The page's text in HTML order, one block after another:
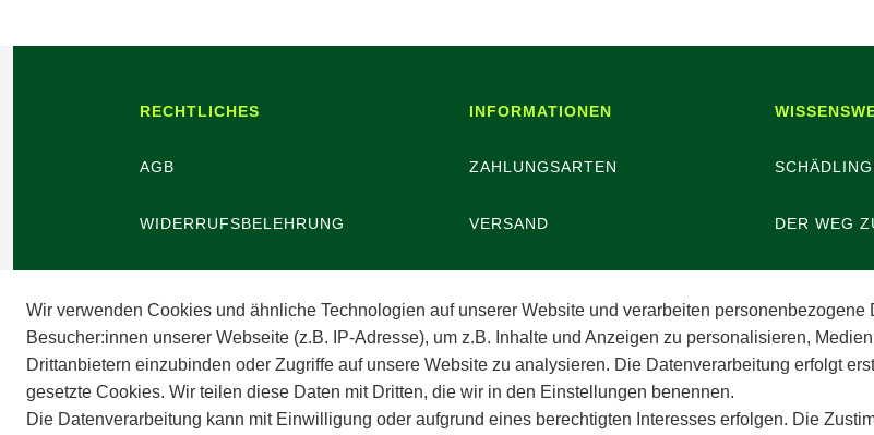
RECHTLICHES
AGB
WIDERRUFSBELEHRUNG
DATENSCHUTZ
BARRIEREFREIHEIT
INFORMATIONEN
ZAHLUNGSARTEN
VERSAND
VERANSTALTUNGEN
APOTHEKERSCHRANK
DER WEG
Wir verwenden Cookies und ähnliche Technologien auf unserer Website und verarbeiten personenbezogene
Besucher:innen unserer Webseite (z.B. IP-Adresse), um z.B. Inhalte und Anzeigen zu personalisieren,
Drittanbietern einzubinden oder Zugriffe auf unsere Website zu analysieren. Die Datenverarbeitung erfolgt
gesetzte Cookies. Wir teilen diese Daten mit Dritten, die wir in den Einstellungen benennen.
Die Datenverarbeitung kann mit Einwilligung oder aufgrund eines berechtigten Interesses erfolgen. Die